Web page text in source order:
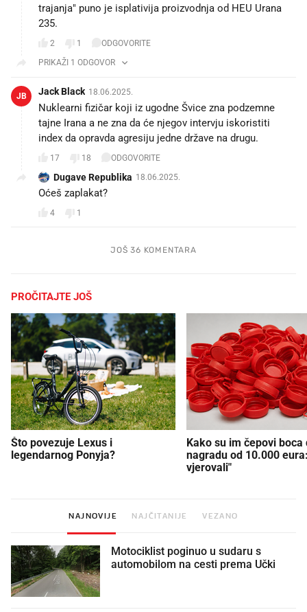
trajanja" puno je isplativija proizvodnja od HEU Urana
235.
2 1
ODGOVORITE
PRIKAŽI 1 ODGOVOR
JB Jack Black 18.06.2025.
Nuklearni fizičar koji iz ugodne Švice zna podzemne
tajne Irana a ne zna da će njegov intervju iskoristiti
index da opravda agresiju jedne države na drugu.
17 18 ODGOVORITE
Dugave Republika 18.06.2025.
Oćeš zaplakat?
4 1
JOŠ 36 KOMENTARA
PROČITAJTE JOŠ
Što povezuje Lexus i
legendarnog Ponyja?
Kako su im čepovi boca
nagradu od 10.000
vjerovali"
NAJNOVIJE NAJČITANIJE VEZANO
Motociklist poginuo u sudaru s
automobilom na cesti prema Učki